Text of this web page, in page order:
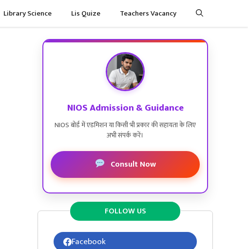
Library Science Lis Quize Teachers Vacancy
NIOS Admission & Guidance
NIOS बोर्ड में एडमिशन या किसी भी प्रकार की सहायता के लिए
अभी संपर्क करें।
Consult Now
FOLLOW US
Facebook